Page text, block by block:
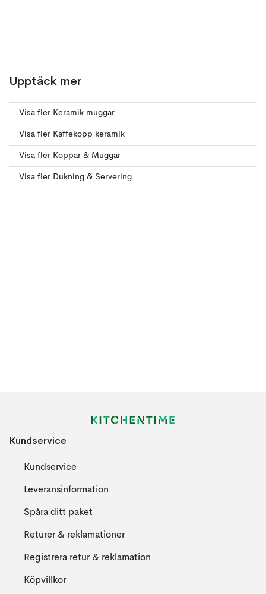
Upptäck mer
Visa fler Keramik muggar
Visa fler Kaffekopp keramik
Visa fler Koppar & Muggar
Visa fler Dukning & Servering
Kundservice
Kundservice
Leveransinformation
Spåra ditt paket
Returer & reklamationer
Registrera retur & reklamation
Köpvillkor